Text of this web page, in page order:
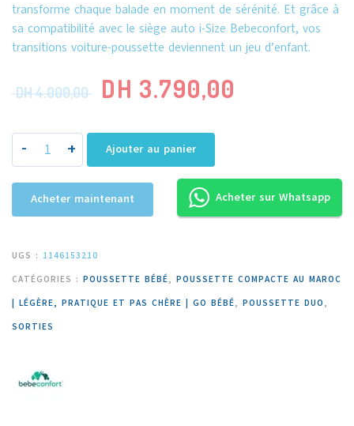
transforme chaque balade en moment de sérénité. Et grâce à
sa compatibilité avec le siège auto i-Size Bebeconfort, vos
transitions voiture-poussette deviennent un jeu d’enfant.
DH4.000,00 DH 3.790,00
- + Ajouter au panier
Acheter maintenant Acheter sur Whatsapp
UGS : 1146153210
CATÉGORIES : POUSSETTE BÉBÉ, POUSSETTE COMPACTE AU MAROC
| LÉGÈRE, PRATIQUE ET PAS CHÈRE | GO BÉBÉ, POUSSETTE DUO ,
SORTIES